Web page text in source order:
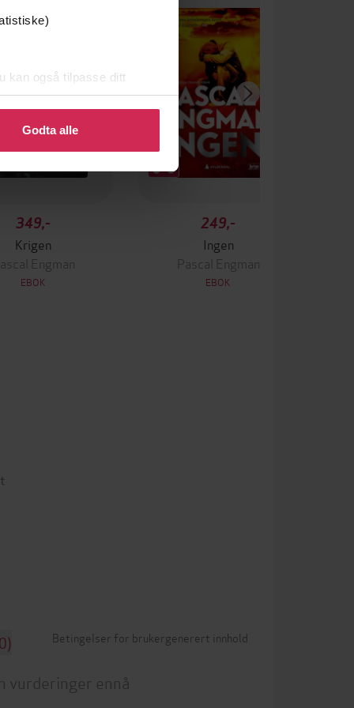
kan også tilpasse ditt
eller endre ditt samtykke.
Godta alle
349,-
Krigen
Engman
EBOK
249,-
Ingen
Pascal Engman
EBOK
Betingelser for brukergenerert innhold
vurderinger ennå